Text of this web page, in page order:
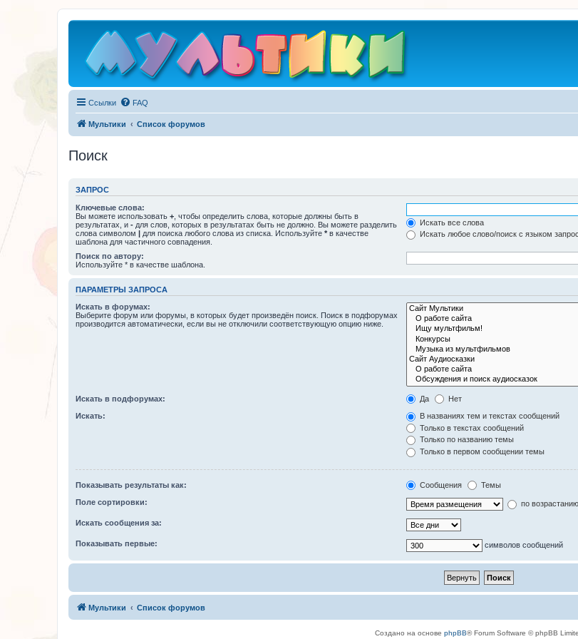
Ссылки FAQ
Мультики Список форумов
Поиск
ЗАПРОС
Ключевые слова:
Вы можете использовать + , чтобы определить слова, которые должны быть в
результатах, и - для слов, которых в результатах быть не должно. Вы можете разделить
слова символом | для поиска любого слова из списка. Используйте * в качестве
шаблона для частичного совпадения.
Искать все слова
Искать любое слово/поиск с языком
Поиск по автору:
Используйте * в качестве шаблона.
ПАРАМЕТРЫ ЗАПРОСА
Искать в форумах:
Выберите форум или форумы, в которых будет произведён поиск. Поиск в подфорумах
производится автоматически, если вы не отключили соответствующую опцию ниже.
Искать в подфорумах: Да Нет
Искать:
В названиях тем и текстах сообщений
Только в текстах сообщений
Только по названию темы
Только в первом сообщении темы
Показывать результаты как: Сообщения Темы
Поле сортировки: по возрастанию
Искать сообщения за:
Показывать первые: символов сообщений
Мультики Список форумов
Создано на основе phpBB® Forum Software © phpBB